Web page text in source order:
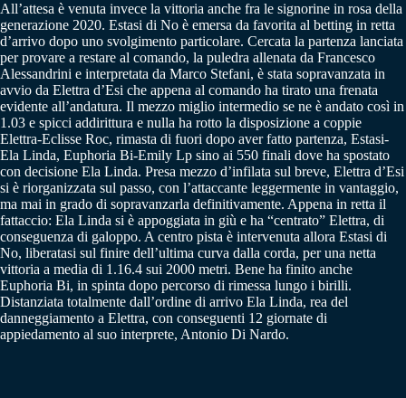
All’attesa è venuta invece la vittoria anche fra le signorine in rosa della
generazione 2020. Estasi di No è emersa da favorita al betting in retta
d’arrivo dopo uno svolgimento particolare. Cercata la partenza lanciata
per provare a restare al comando, la puledra allenata da Francesco
Alessandrini e interpretata da Marco Stefani, è stata sopravanzata in
avvio da Elettra d’Esi che appena al comando ha tirato una frenata
evidente all’andatura. Il mezzo miglio intermedio se ne è andato così in
1.03 e spicci addirittura e nulla ha rotto la disposizione a coppie
Elettra-Eclisse Roc, rimasta di fuori dopo aver fatto partenza, Estasi-
Ela Linda, Euphoria Bi-Emily Lp sino ai 550 finali dove ha spostato
con decisione Ela Linda. Presa mezzo d’infilata sul breve, Elettra d’Esi
si è riorganizzata sul passo, con l’attaccante leggermente in vantaggio,
ma mai in grado di sopravanzarla definitivamente. Appena in retta il
fattaccio: Ela Linda si è appoggiata in giù e ha “centrato” Elettra, di
conseguenza di galoppo. A centro pista è intervenuta allora Estasi di
No, liberatasi sul finire dell’ultima curva dalla corda, per una netta
vittoria a media di 1.16.4 sui 2000 metri. Bene ha finito anche
Euphoria Bi, in spinta dopo percorso di rimessa lungo i birilli.
Distanziata totalmente dall’ordine di arrivo Ela Linda, rea del
danneggiamento a Elettra, con conseguenti 12 giornate di
appiedamento al suo interprete, Antonio Di Nardo.